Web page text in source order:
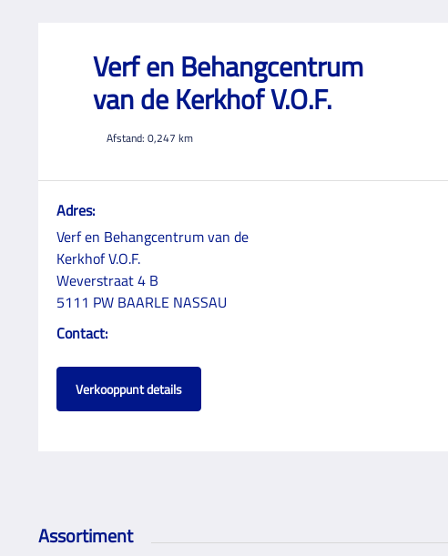
Verf en Behangcentrum
van de Kerkhof V.O.F.
Afstand: 0,247 km
Adres:
Verf en Behangcentrum van de
Kerkhof V.O.F.
Weverstraat 4 B
5111 PW BAARLE NASSAU
Contact:
Verkooppunt details
Assortiment